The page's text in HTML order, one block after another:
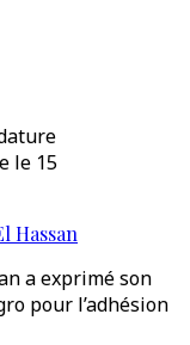
le 15
Hassan
a exprimé son
pour l’adhésion